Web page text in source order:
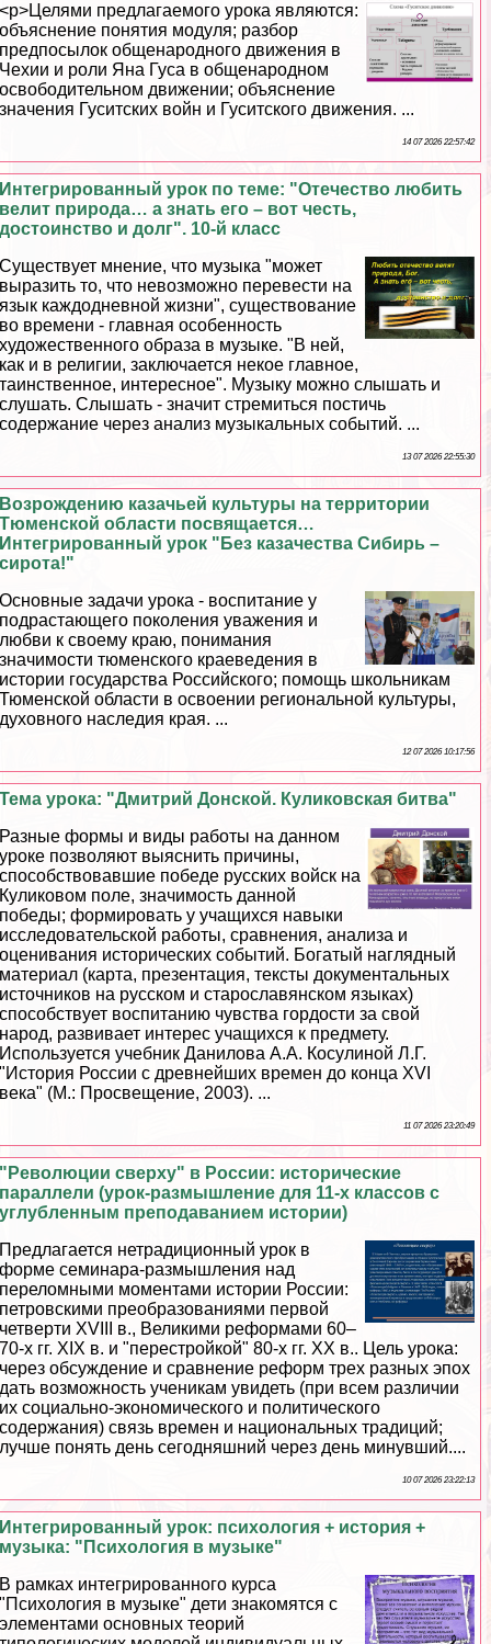
<p>Целями предлагаемого урока являются:
объяснение понятия модуля; разбор
предпосылок общенародного движения в
Чехии и роли Яна Гуса в общенародном
освободительном движении; объяснение
значения Гуситских войн и Гуситского движения. ...
14 07 2026 22:57:42
Интегрированный урок по теме: "Отечество любить
велит природа… а знать его – вот честь,
достоинство и долг". 10-й класс
Существует мнение, что музыка "может
выразить то, что невозможно перевести на
язык каждодневной жизни", существование
во времени - главная особенность
художественного образа в музыке. "В ней,
как и в религии, заключается некое главное,
таинственное, интересное". Музыку можно слышать и
слушать. Слышать - значит стремиться постичь
содержание через анализ музыкальных событий. ...
13 07 2026 22:55:30
Возрождению казачьей культуры на территории
Тюменской области посвящается…
Интегрированный урок "Без казачества Сибирь –
сирота!"
Основные задачи урока - воспитание у
подрастающего поколения уважения и
любви к своему краю, понимания
значимости тюменского краеведения в
истории государства Российского; помощь школьникам
Тюменской области в освоении региональной культуры,
духовного наследия края. ...
12 07 2026 10:17:56
Тема урока: "Дмитрий Донской. Куликовская битва"
Разные формы и виды работы на данном
уроке позволяют выяснить причины,
способствовавшие победе русских войск на
Куликовом поле, значимость данной
победы; формировать у учащихся навыки
исследовательской работы, сравнения, анализа и
оценивания исторических событий. Богатый наглядный
материал (карта, презентация, тексты документальных
источников на русском и старославянском языках)
способствует воспитанию чувства гордости за свой
народ, развивает интерес учащихся к предмету.
Используется учебник Данилова А.А. Косулиной Л.Г.
"История России с древнейших времен до конца XVI
века" (М.: Просвещение, 2003). ...
11 07 2026 23:20:49
"Революции сверху" в России: исторические
параллели (урок-размышление для 11-х классов с
углубленным преподаванием истории)
Предлагается нетрадиционный урок в
форме семинара-размышления над
переломными моментами истории России:
петровскими преобразованиями первой
четверти XVIII в., Великими реформами 60–
70-х гг. XIX в. и "перестройкой" 80-х гг. ХХ в.. Цель урока:
через обсуждение и сравнение реформ трех разных эпох
дать возможность ученикам увидеть (при всем различии
их социально-экономического и политического
содержания) связь времен и национальных традиций;
лучше понять день сегодняшний через день минувший....
10 07 2026 23:22:13
Интегрированный урок: психология + история +
музыка: "Психология в музыке"
В рамках интегрированного курса
"Психология в музыке" дети знакомятся с
элементами основных теорий